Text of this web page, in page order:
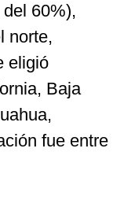
60%),
norte,
eligió
Baja
fue entre